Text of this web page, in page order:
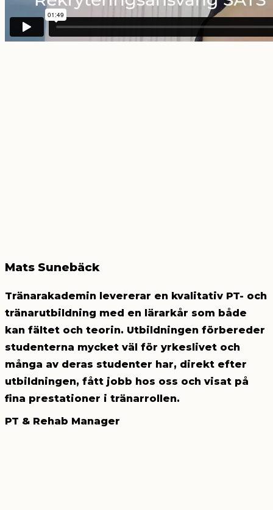
Mats Sunebäck
Tränarakademin levererar en kvalitativ PT- och
tränarutbildning med en lärarkår som både
kan fältet och teorin. Utbildningen förbereder
studenterna mycket väl för yrkeslivet och
många av deras studenter har, direkt efter
utbildningen, fått jobb hos oss och visat på
fina prestationer i tränarrollen.
PT & Rehab Manager